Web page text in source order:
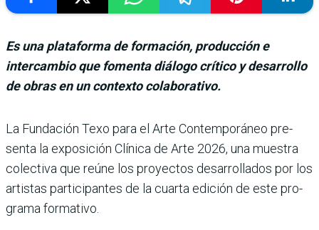
Es una plataforma de formación, producción e
intercambio que fomenta diálogo crítico y desarrollo
de obras en un contexto colaborativo.
La Fundación Texo para el Arte Contemporáneo pre­
senta la exposición Clínica de Arte 2026, una muestra
colectiva que reúne los pro­yectos desarrollados por los
artistas participantes de la cuarta edición de este pro­
grama formativo.